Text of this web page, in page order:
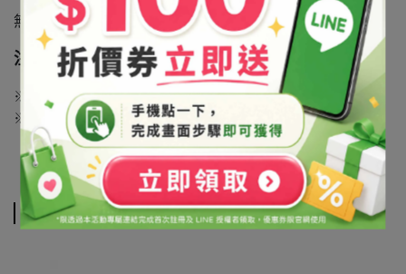
無機還原劑等
注意事項
※ 請避光保存於陰涼處，並保持瓶蓋/袋口確實密封關緊
※ 須在通風環境下操作本產品，並戴上手套及護目鏡
相關商品